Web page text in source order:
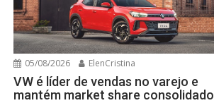
05/08/2026 ElenCristina
VW é líder de vendas no varejo e
mantém market share consolidado